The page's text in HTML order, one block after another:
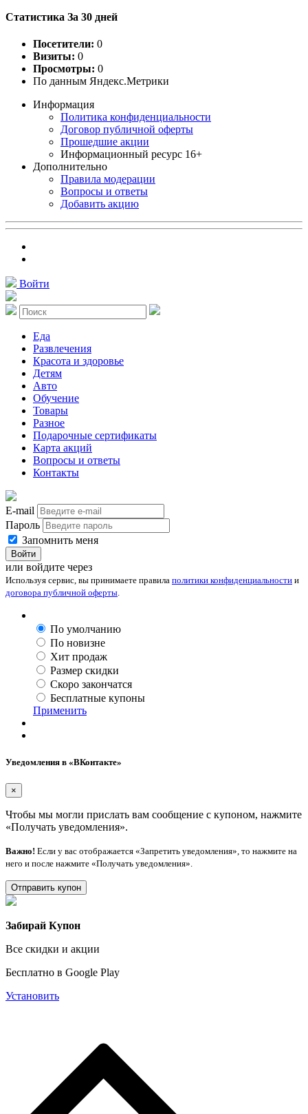
Статистика За 30 дней
Посетители: 0
Визиты: 0
Просмотры: 0
По данным Яндекс.Метрики
Информация
Политика конфиденциальности
Договор публичной оферты
Прошедшие акции
Информационный ресурс 16+
Дополнительно
Правила модерации
Вопросы и ответы
Добавить акцию
Войти
Еда
Развлечения
Красота и здоровье
Детям
Авто
Обучение
Товары
Разное
Подарочные сертификаты
Карта акций
Вопросы и ответы
Контакты
E-mail
Пароль
Запомнить меня
Войти
или войдите через
Используя сервис, вы принимаете правила политики конфиденциальности и
договора публичной оферты
По умолчанию
По новизне
Хит продаж
Размер скидки
Скоро закончатся
Бесплатные купоны
Применить
Уведомления в «ВКонтакте»
×
Чтобы мы могли прислать вам сообщение с купоном, нажмите
«Получать уведомления».
Важно! Если у вас отображается «Запретить уведомления», то нажмите на
него и после нажмите «Получать уведомления».
Отправить купон
Забирай Купон
Все скидки и акции
Бесплатно в Google Play
Установить